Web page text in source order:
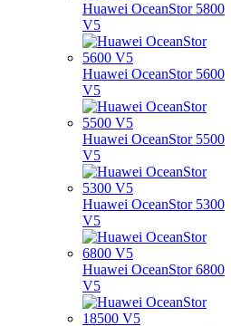
Huawei OceanStor 5800
V5
Huawei OceanStor 5600
V5
Huawei OceanStor 5500
V5
Huawei OceanStor 5300
V5
Huawei OceanStor 6800
V5